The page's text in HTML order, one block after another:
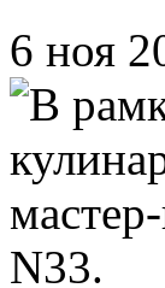
6 ноя